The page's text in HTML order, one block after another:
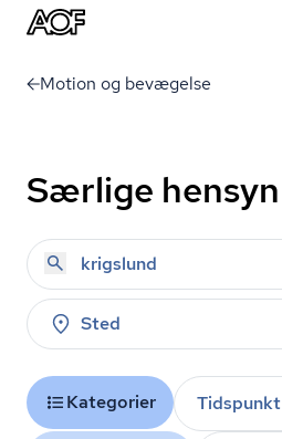
Motion og bevægelse
Særlige hensyn
Sted
Kategorier Tidspunkt